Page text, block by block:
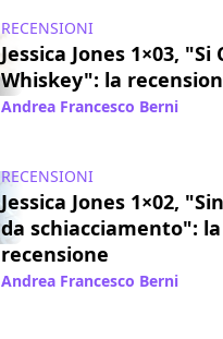
RECENSIONI
Jessica Jones 1×03, "Si
Whiskey": la
Andrea Francesco Berni
RECENSIONI
Jessica Jones 1×02,
da schiacciamento": la
recensione
Andrea Francesco Berni